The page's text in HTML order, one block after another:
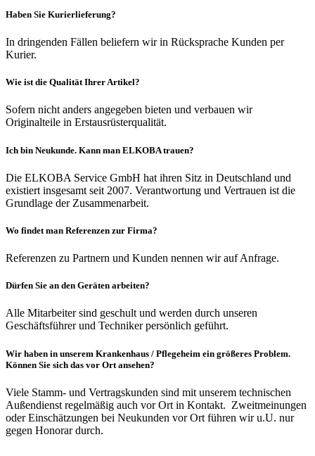
Haben Sie Kurierlieferung?
In dringenden Fällen beliefern wir in Rücksprache Kunden per
Kurier.
Wie ist die Qualität Ihrer Artikel?
Sofern nicht anders angegeben bieten und verbauen wir
Originalteile in Erstausrüsterqualität.
Ich bin Neukunde. Kann man ELKOBA trauen?
Die ELKOBA Service GmbH hat ihren Sitz in Deutschland und
existiert insgesamt seit 2007. Verantwortung und Vertrauen ist die
Grundlage der Zusammenarbeit.
Wo findet man Referenzen zur Firma?
Referenzen zu Partnern und Kunden nennen wir auf Anfrage.
Dürfen Sie an den Geräten arbeiten?
Alle Mitarbeiter sind geschult und werden durch unseren
Geschäftsführer und Techniker persönlich geführt.
Wir haben in unserem Krankenhaus / Pflegeheim ein größeres Problem.
Können Sie sich das vor Ort ansehen?
Viele Stamm- und Vertragskunden sind mit unserem technischen
Außendienst regelmäßig auch vor Ort in Kontakt. Zweitmeinungen
oder Einschätzungen bei Neukunden vor Ort führen wir u.U. nur
gegen Honorar durch.